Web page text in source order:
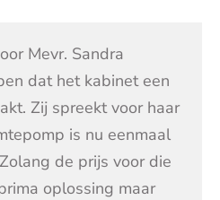
Mevr. Sandra
dat het kabinet een
Zij spreekt voor haar
is nu eenmaal
de prijs voor die
oplossing maar